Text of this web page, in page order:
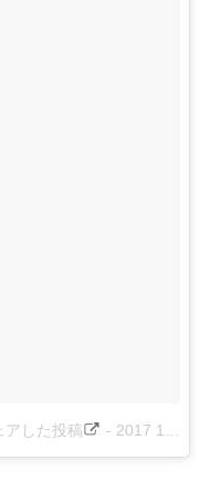
アした投稿 - 2017 1月 13 8:44午前 PST